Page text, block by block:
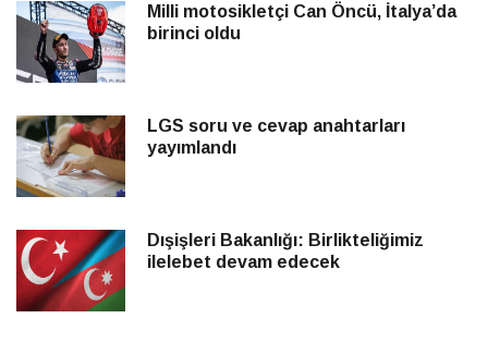
Milli motosikletçi Can Öncü, İtalya’da
birinci oldu
LGS soru ve cevap anahtarları
yayımlandı
Dışişleri Bakanlığı: Birlikteliğimiz
ilelebet devam edecek